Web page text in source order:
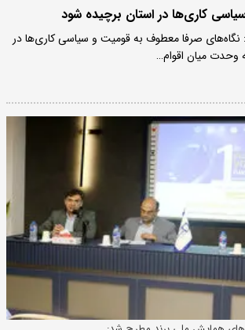
‌کاری‌ها در استان برچیده شود
نگاه‌های صرفا معطوف به قومیت و سیاسی‌ کاری‌ها در
وحدت میان اقوام…